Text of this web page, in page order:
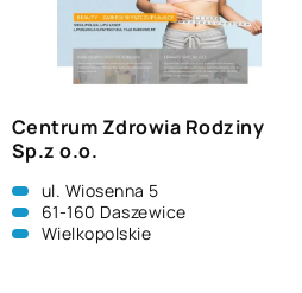
Centrum Zdrowia Rodziny
Sp.z o.o.
ul. Wiosenna 5
61-160 Daszewice
Wielkopolskie